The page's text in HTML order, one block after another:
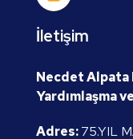
İletişim
Necdet Alpata
Yardımlaşma
Adres:75.YIL